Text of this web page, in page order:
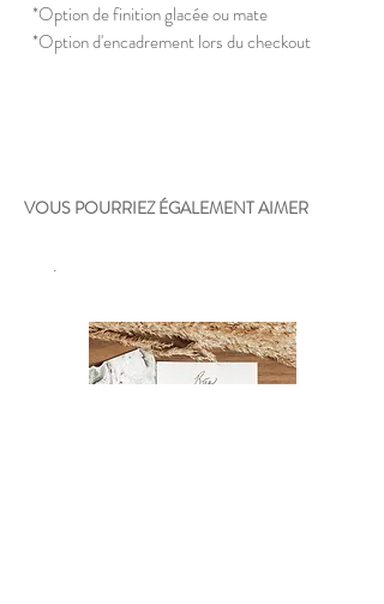
*Option de finition glacée ou mate
*Option d'encadrement lors du checkout
VOUS POURRIEZ ÉGALEMENT AIMER
.